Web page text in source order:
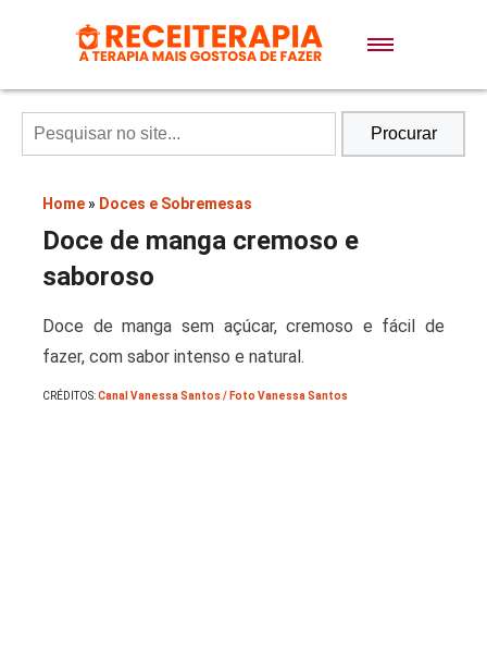
Doces e Sobremesas
Air Fryer
Bolos
Pães
Procurar
Home » Doces e Sobremesas
Doce de manga cremoso e
saboroso
Doce de manga sem açúcar, cremoso e fácil de
fazer, com sabor intenso e natural.
CRÉDITOS:Canal Vanessa Santos / Foto Vanessa Santos